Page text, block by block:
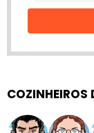
email
COZINHEIROS